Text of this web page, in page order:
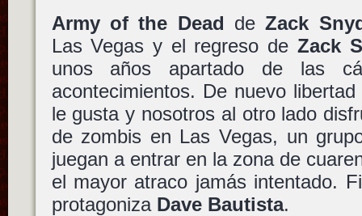
Army of the Dead deZack
Las Vegas y el regreso de Zack
unos años apartado de las
acontecimientos. De nuevo
le gusta y nosotros al otro lado
de zombis en Las Vegas, un
juegan a entrar en la zona de
el mayor atraco jamás intentado.
protagoniza Dave Bautista.